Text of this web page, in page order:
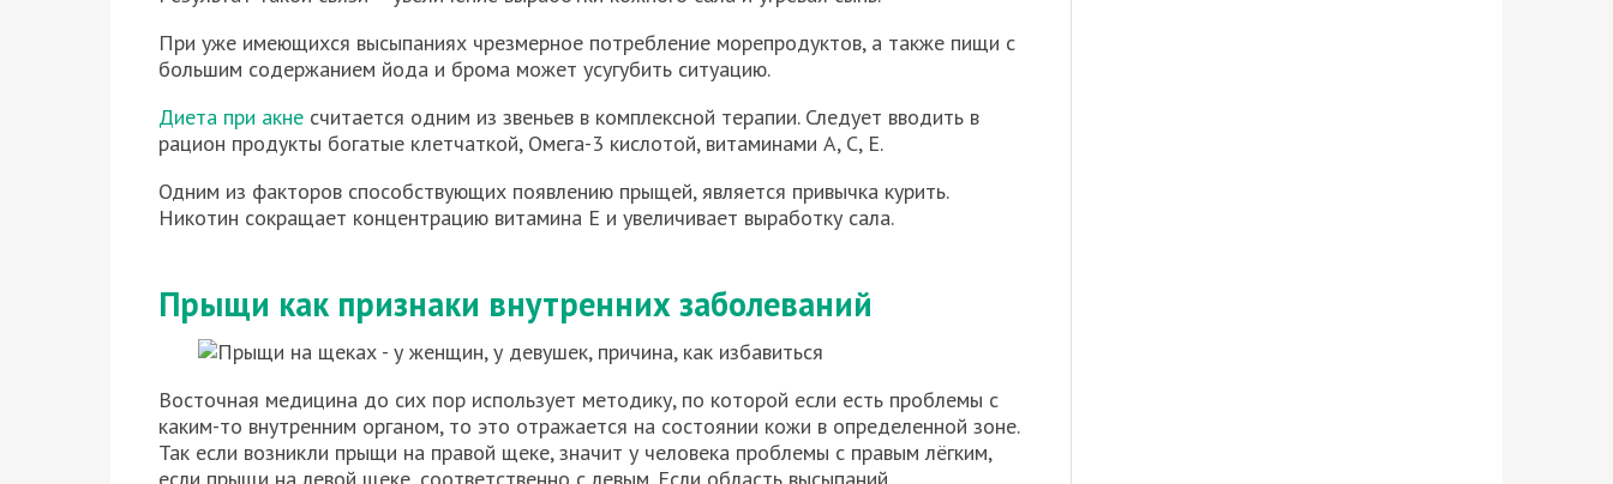
При уже имеющихся высыпаниях чрезмерное потребление морепродуктов, а также пищи с
большим содержанием йода и брома может усугубить ситуацию.
Диета при акне считается одним из звеньев в комплексной терапии. Следует вводить в
рацион продукты богатые клетчаткой, Омега-3 кислотой, витаминами А, С, Е.
Одним из факторов способствующих появлению прыщей, является привычка курить.
Никотин сокращает концентрацию витамина Е и увеличивает выработку сала.
Прыщи как признаки внутренних заболеваний
Восточная медицина до сих пор использует методику, по которой если есть проблемы с
каким-то внутренним органом, то это отражается на состоянии кожи в определенной зоне.
Так если возникли прыщи на правой щеке, значит у человека проблемы с правым лёгким,